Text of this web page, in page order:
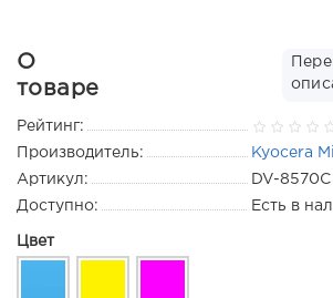
О
товаре
Рейтинг:
Производитель:
Kyocera
Артикул:
DV-8570C
Доступно:
Есть в
Цвет